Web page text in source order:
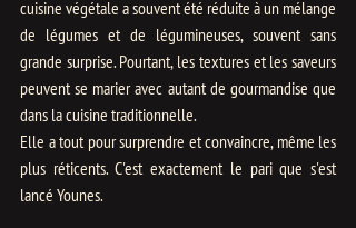
cuisine végétale a souvent été réduite à un mélange
de légumes et de légumineuses, souvent sans
grande surprise. Pourtant, les textures et les saveurs
peuvent se marier avec autant de gourmandise que
dans la cuisine traditionnelle.
Elle a tout pour surprendre et convaincre, même les
plus réticents. C'est exactement le pari que s'est
lancé Younes.